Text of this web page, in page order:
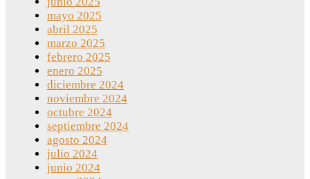
mayo 2025
abril 2025
marzo 2025
febrero 2025
enero 2025
diciembre 2024
noviembre 2024
octubre 2024
septiembre 2024
agosto 2024
julio 2024
junio 2024